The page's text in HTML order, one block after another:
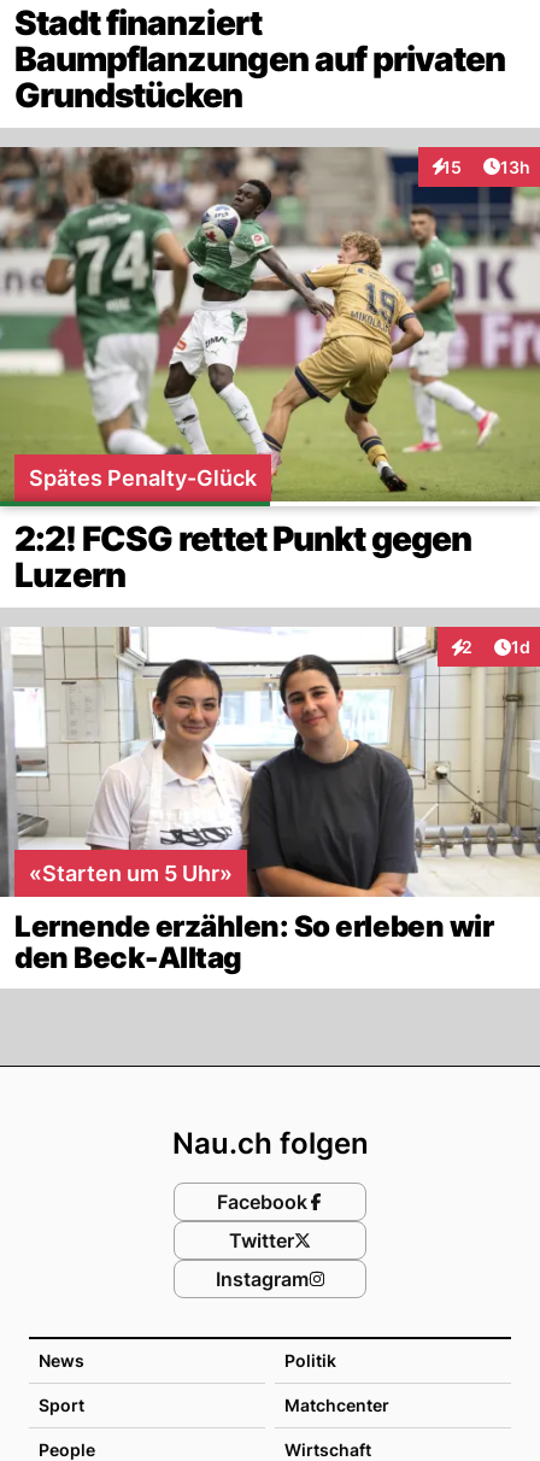
Stadt finanziert
Baumpflanzungen auf privaten
Grundstücken
15
Interaktionen
13h
Spätes Penalty-Glück
2:2! FCSG rettet Punkt gegen
Luzern
2 1d
«Starten um 5 Uhr»
Lernende erzählen: So erleben wir
den Beck-Alltag
News Politik
Sport Matchcenter
People Wirtschaft
Nau.ch folgen
Facebook
Twitter
Instagram